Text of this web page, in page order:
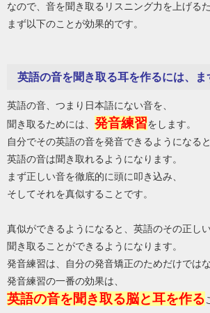
なので、音を聞き取るリスニング力を上げるた
まず以下のことが効果的です。
英語の音を聞き取る耳を作るには、ま
英語の音、つまり日本語にない音を、
聞き取るためには、 発音練習をします。
自分でその英語の音を発音できるようになると
英語の音は聞き取れるようになります。
まず正しい音を徹底的に頭に叩き込み、
そしてそれを真似することです。
真似ができるようになると、英語のその正し
聞き取ることができるようになります。
発音練習は、自分の発音矯正のためだけではな
発音練習の一番の効果は、
英語の音を聞き取る脳と耳を作る